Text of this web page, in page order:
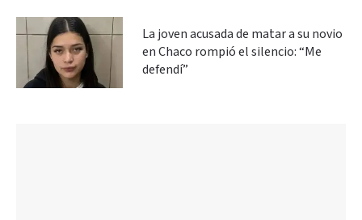
La joven acusada de matar a su novio
en Chaco rompió el silencio: “Me
defendí”